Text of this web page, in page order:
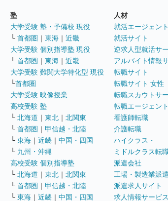
塾
大学受験 塾・予備校 現役
└ 首都圏 ｜ 東海 ｜ 近畿
大学受験 個別指導塾 現役
└ 首都圏 ｜ 東海 ｜ 近畿
大学受験 難関大学特化型 現役
└首都圏
大学受験 映像授業
高校受験 塾
└ 北海道 ｜ 東北 ｜ 北関東
└ 首都圏 ｜ 甲信越・北陸
└ 東海 ｜ 近畿 ｜ 中国・四国
└ 九州・沖縄
高校受験 個別指導塾
└ 北海道 ｜ 東北 ｜ 北関東
└ 首都圏 ｜ 甲信越・北陸
└ 東海 ｜ 近畿 ｜ 中国・四国
人材
就活エージェン
就活サイト
逆求人型就活サ
アルバイト情報
転職サイト
転職サイト 女性
転職スカウトサ
転職エージェン
看護師転職
介護転職
ハイクラス・
ミドルクラス転
派遣会社
工場・製造業派
派遣求人サイト
求人情報サービ